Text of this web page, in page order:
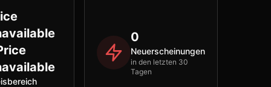
0
Neuerscheinungen
in den letzten 30
Tagen